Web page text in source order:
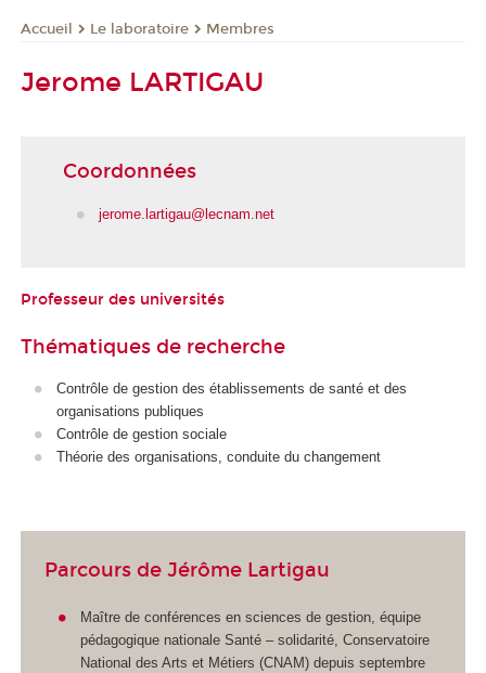
Accueil Le laboratoire Membres
Jerome LARTIGAU
Coordonnées
jerome.lartigau@lecnam.net
Professeur des universités
Thématiques de recherche
Contrôle de gestion des établissements de santé et des
organisations publiques
Contrôle de gestion sociale
Théorie des organisations, conduite du changement
Parcours de Jérôme Lartigau
Maître de conférences en sciences de gestion, équipe
pédagogique nationale Santé – solidarité, Conservatoire
National des Arts et Métiers (CNAM) depuis septembre